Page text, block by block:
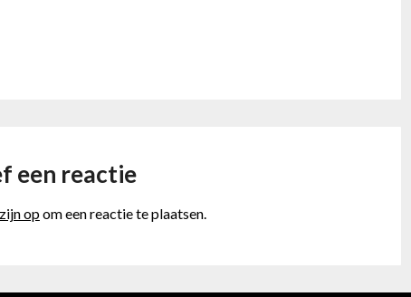
een reactie
opom een reactie te plaatsen.